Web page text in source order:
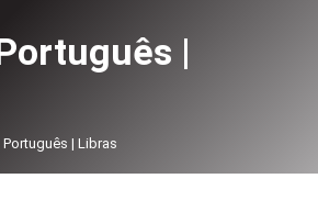
|
Português | Libras